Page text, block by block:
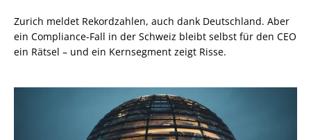
Zurich meldet Rekordzahlen, auch dank Deutschland. Aber
ein Compliance-Fall in der Schweiz bleibt selbst für den CEO
ein Rätsel – und ein Kernsegment zeigt Risse.